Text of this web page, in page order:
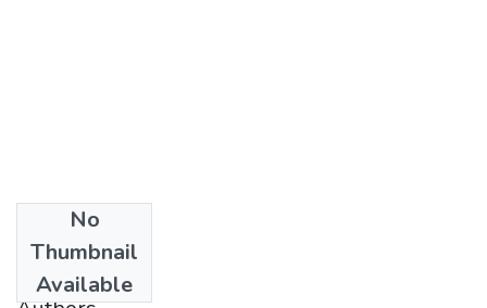
No
Thumbnail
Available
2019